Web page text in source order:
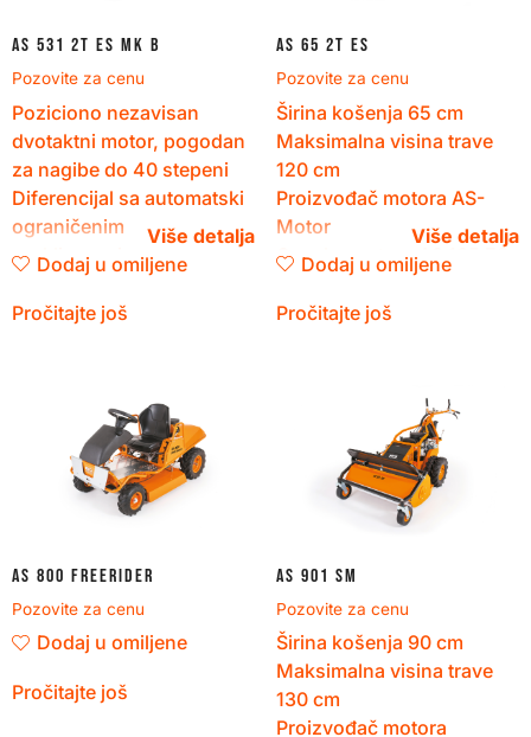
AS 531 2T ES MK B
Pozovite za cenu
Poziciono nezavisan
dvotaktni motor, pogodan
za nagibe do 40 stepeni
Diferencijal sa automatski
ograničenim
proklizavanjem
Automatska parkirna
kočnica
Dodaj u omiljene
Pročitajte još
AS 65 2T ES
Pozovite za cenu
Širina košenja 65 cm
Maksimalna visina trave
120 cm
Proizvođač motora AS-
Motor
Oznaka motora AS 165 ES
Dodaj u omiljene
Pročitajte još
AS 800 FreeRider
Pozovite za cenu
Dodaj u omiljene
Pročitajte još
AS 901 SM
Pozovite za cenu
Širina košenja 90 cm
Maksimalna visina trave
130 cm
Proizvođač motora